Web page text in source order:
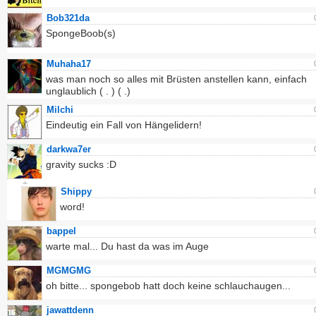
Bob321da
SpongeBoob(s)
Muhaha17
was man noch so alles mit Brüsten anstellen kann, einfach
unglaublich ( . ) ( .)
Milchi
Eindeutig ein Fall von Hängelidern!
darkwa7er
gravity sucks :D
Shippy
word!
bappel
warte mal... Du hast da was im Auge
MGMGMG
oh bitte... spongebob hatt doch keine schlauchaugen...
jawattdenn